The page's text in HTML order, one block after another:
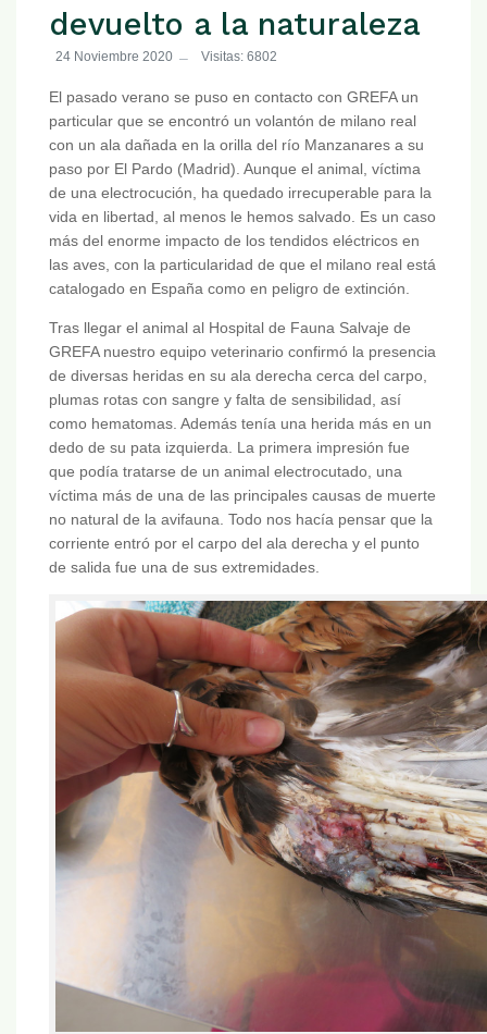
devuelto a la naturaleza
24 Noviembre 2020 Visitas: 6802
El pasado verano se puso en contacto con GREFA un
particular que se encontró un volantón de milano real
con un ala dañada en la orilla del río Manzanares a su
paso por El Pardo (Madrid). Aunque el animal, víctima
de una electrocución, ha quedado irrecuperable para la
vida en libertad, al menos le hemos salvado. Es un caso
más del enorme impacto de los tendidos eléctricos en
las aves, con la particularidad de que el milano real está
catalogado en España como en peligro de extinción.
Tras llegar el animal al Hospital de Fauna Salvaje de
GREFA nuestro equipo veterinario confirmó la presencia
de diversas heridas en su ala derecha cerca del carpo,
plumas rotas con sangre y falta de sensibilidad, así
como hematomas. Además tenía una herida más en un
dedo de su pata izquierda. La primera impresión fue
que podía tratarse de un animal electrocutado, una
víctima más de una de las principales causas de muerte
no natural de la avifauna. Todo nos hacía pensar que la
corriente entró por el carpo del ala derecha y el punto
de salida fue una de sus extremidades.